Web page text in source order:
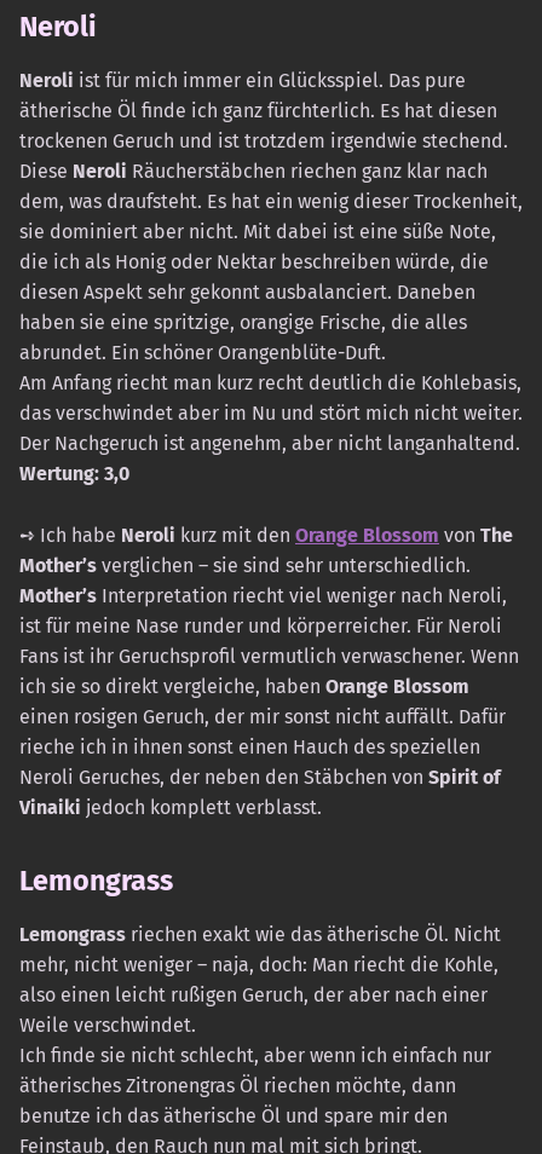
Neroli
Neroli ist für mich immer ein Glücksspiel. Das pure
ätherische Öl finde ich ganz fürchterlich. Es hat diesen
trockenen Geruch und ist trotzdem irgendwie stechend.
Diese Neroli Räucherstäbchen riechen ganz klar nach
dem, was draufsteht. Es hat ein wenig dieser Trockenheit,
sie dominiert aber nicht. Mit dabei ist eine süße Note,
die ich als Honig oder Nektar beschreiben würde, die
diesen Aspekt sehr gekonnt ausbalanciert. Daneben
haben sie eine spritzige, orangige Frische, die alles
abrundet. Ein schöner Orangenblüte-Duft.
Am Anfang riecht man kurz recht deutlich die Kohlebasis,
das verschwindet aber im Nu und stört mich nicht weiter.
Der Nachgeruch ist angenehm, aber nicht langanhaltend.
Wertung: 3,0
➺ Ich habe Neroli kurz mit den Orange Blossom von The
Mother’s verglichen – sie sind sehr unterschiedlich.
Mother’s Interpretation riecht viel weniger nach Neroli,
ist für meine Nase runder und körperreicher. Für Neroli
Fans ist ihr Geruchsprofil vermutlich verwaschener. Wenn
ich sie so direkt vergleiche, haben Orange Blossom
einen rosigen Geruch, der mir sonst nicht auffällt. Dafür
rieche ich in ihnen sonst einen Hauch des speziellen
Neroli Geruches, der neben den Stäbchen von Spirit of
Vinaiki jedoch komplett verblasst.
Lemongrass
Lemongrass riechen exakt wie das ätherische Öl. Nicht
mehr, nicht weniger – naja, doch: Man riecht die Kohle,
also einen leicht rußigen Geruch, der aber nach einer
Weile verschwindet.
Ich finde sie nicht schlecht, aber wenn ich einfach nur
ätherisches Zitronengras Öl riechen möchte, dann
benutze ich das ätherische Öl und spare mir den
Feinstaub, den Rauch nun mal mit sich bringt.